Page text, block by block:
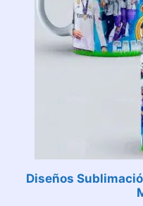
Diseños